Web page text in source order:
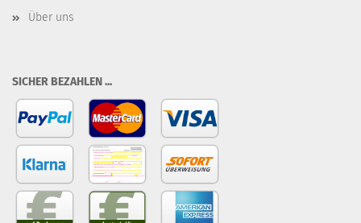
Über uns
SICHER BEZAHLEN ...